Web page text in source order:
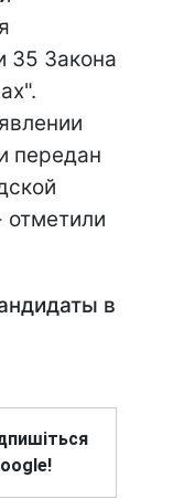
35 Закона
передан
отметили
в